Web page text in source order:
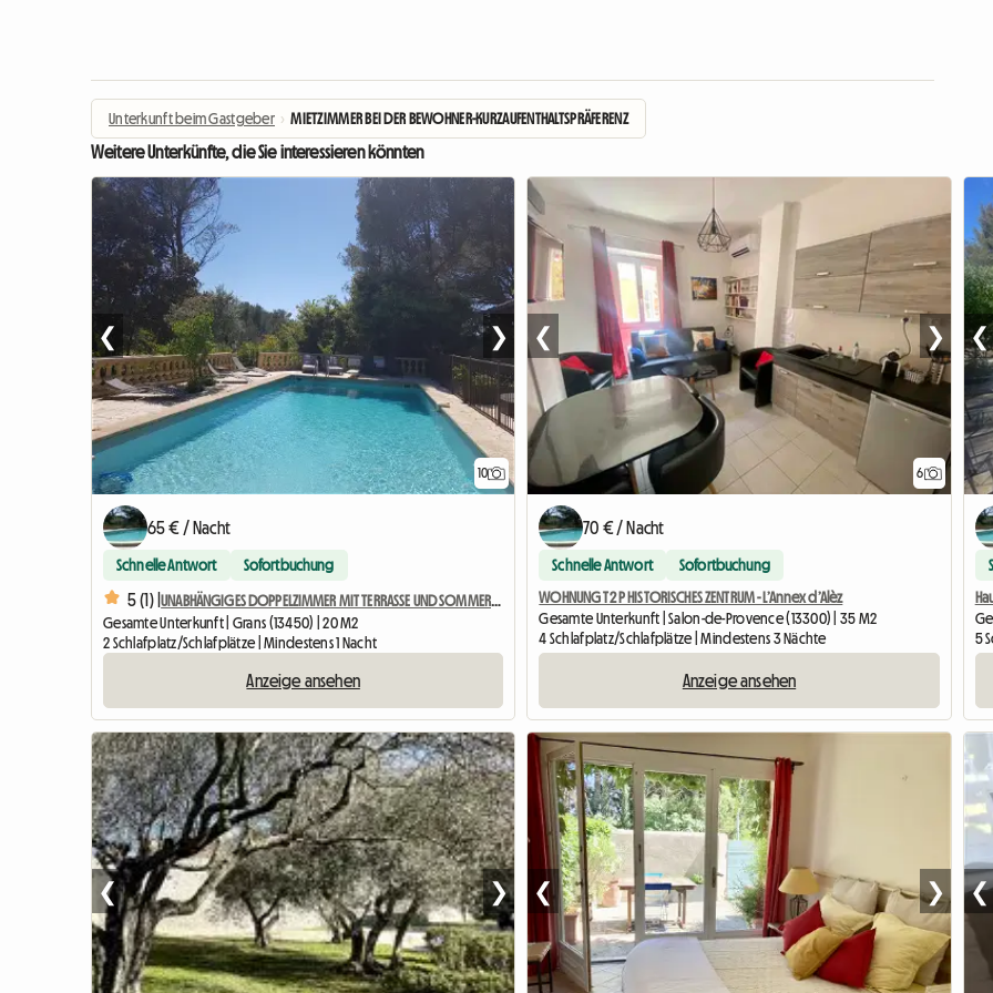
Unterkunft beim Gastgeber › MIETZIMMER BEI DER BEWOHNER-KURZAUFENTHALTSPRÄFERENZ
Weitere Unterkünfte, die Sie interessieren könnten
10
❮ ❯
65 € / Nacht
Schnelle Antwort Sofortbuchung
5 (1) |
UNABHÄNGIGES DOPPELZIMMER MIT TERRASSE UND SOMMERKÜCHE
Gesamte Unterkunft | Grans (13450) | 20 M2
2 Schlafplatz/Schlafplätze | Mindestens 1 Nacht
Anzeige ansehen
6
❮ ❯
70 € / Nacht
Schnelle Antwort Sofortbuchung
WOHNUNG T2 P HISTORISCHES ZENTRUM - L’Annex d’Alèz
Gesamte Unterkunft | Salon-de-Provence (13300) | 35 M2
4 Schlafplatz/Schlafplätze | Mindestens 3 Nächte
Anzeige ansehen
❮
5
❮ ❯ ❮ ❯ ❮